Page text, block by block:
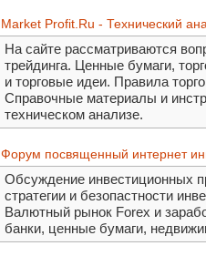
Market Profit.Ru - Технический
На сайте рассматриваются
трейдинга. Ценные бумаги,
и торговые идеи. Правила
Справочные материалы и
техническом анализе.
Форум посвященный интернет
Обсуждение инвестиционных
стратегии и безопастности
Валютный рынок Forex и
банки, ценные бумаги,